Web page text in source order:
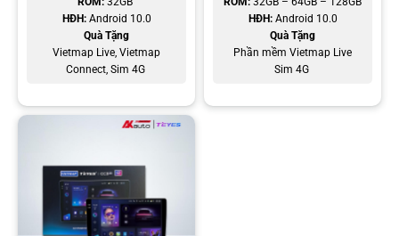
HĐH:Android 10.0
Quà Tặng
Vietmap Live, Vietmap
Connect, Sim 4G
HĐH:Android 10.0
Quà Tặng
Phần mềm Vietmap Live
Sim 4G